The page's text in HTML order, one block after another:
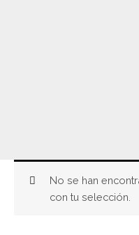
No se han
con tu selección.